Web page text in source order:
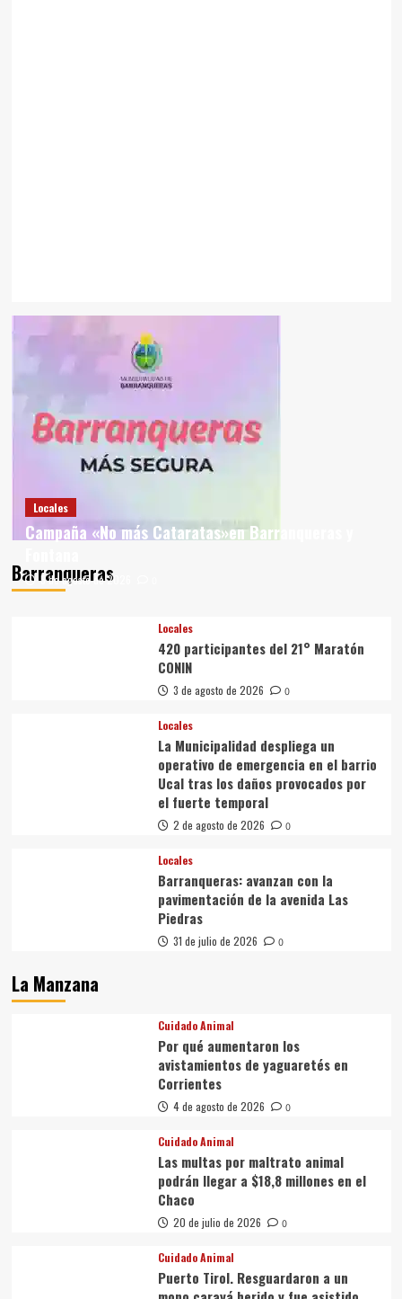
Barranqueras
Locales
Campaña «No más Cataratas»en Barranqueras y
5 de agosto de 2026
Locales
420 participantes del 21° Maratón
CONIN
3 de agosto de 2026 0
Locales
La Municipalidad despliega un
operativo de emergencia en el barrio
Ucal tras los daños provocados por
el fuerte temporal
2 de agosto de 2026 0
Locales
Barranqueras: avanzan con la
pavimentación de la avenida Las
Piedras
31 de julio de 2026 0
La Manzana
Cuidado Animal
Por qué aumentaron los
avistamientos de yaguaretés en
Corrientes
4 de agosto de 2026 0
Cuidado Animal
Las multas por maltrato animal
podrán llegar a $18,8 millones en el
Chaco
20 de julio de 2026 0
Cuidado Animal
Puerto Tirol. Resguardaron a un